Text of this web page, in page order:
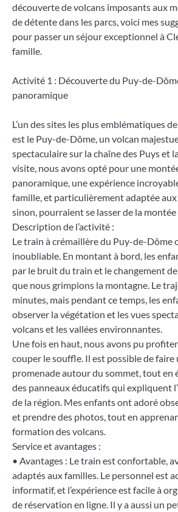
découverte de volcans imposants aux
de détente dans les parcs, voici mes
pour passer un séjour exceptionnel à
famille.
Activité 1 : Découverte du Puy-de-
panoramique
L’un des sites les plus emblématiques
est le Puy-de-Dôme, un volcan
spectaculaire sur la chaîne des Puys et
visite, nous avons opté pour une
panoramique, une expérience
famille, et particulièrement adaptée
sinon, pourraient se lasser de la montée
Description de l’activité :
Le train à crémaillère du Puy-de-Dôme
inoubliable. En montant à bord, les
par le bruit du train et le changement
que nous grimpions la montagne. Le
minutes, mais pendant ce temps, les
observer la végétation et les vues
volcans et les vallées environnantes.
Une fois en haut, nous avons pu
couper le souffle. Il est possible de
promenade autour du sommet, tout en
des panneaux éducatifs qui expliquent
de la région. Mes enfants ont adoré
et prendre des photos, tout en
formation des volcans.
Service et avantages :
• Avantages : Le train est confortable,
adaptés aux familles. Le personnel est
informatif, et l’expérience est facile à
de réservation en ligne. Il y a aussi un